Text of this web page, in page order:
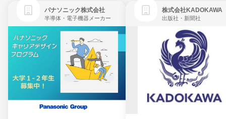
パナソニック株式会社
半導体・電子機器メーカー
株式会社KADOKAWA
出版社・新聞社